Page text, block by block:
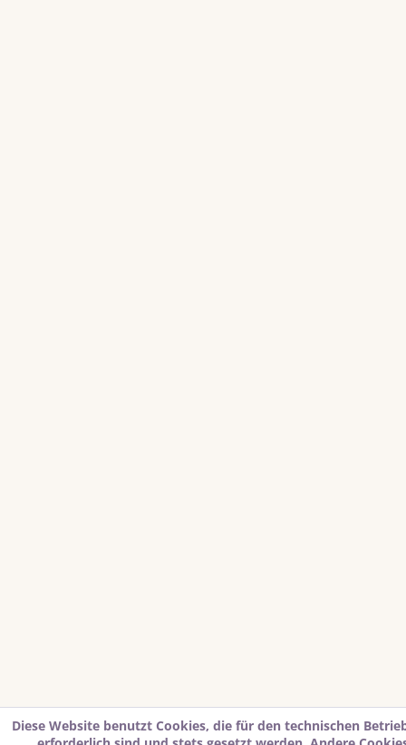
Diese Website benutzt Cookies, die für den technischen